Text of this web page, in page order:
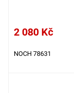
2 080 Kč
NOCH 78631